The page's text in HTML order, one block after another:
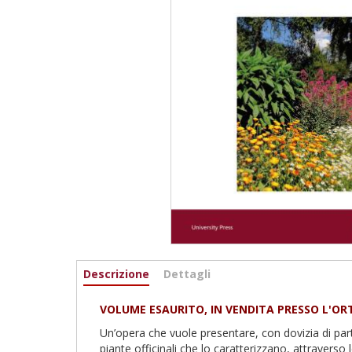
Informazioni
Descrizione (scheda
Dettagli
VOLUME ESAURITO, IN VENDITA PRESSO
Un’opera che vuole presentare, con dovizia di
piante officinali che lo caratterizzano,